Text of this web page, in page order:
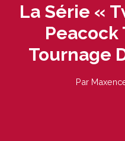
La Série «
Peacock
Tournage
Par